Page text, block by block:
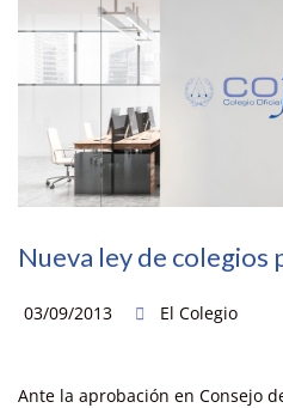
Nueva ley de colegios
03/09/2013 El Colegio
Ante la aprobación en Consejo